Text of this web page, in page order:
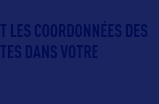
LES COORDONNÉES DES
DANS VOTRE